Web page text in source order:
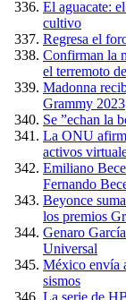
El aguacate:
cultivo
Regresa el
Confirman la
el terremoto
Madonna
Grammy 2023
Se ”echan la
La ONU
activos
Emiliano
Fernando
Beyonce
los premios
Genaro
Universal
México envía
sismos
La serie de